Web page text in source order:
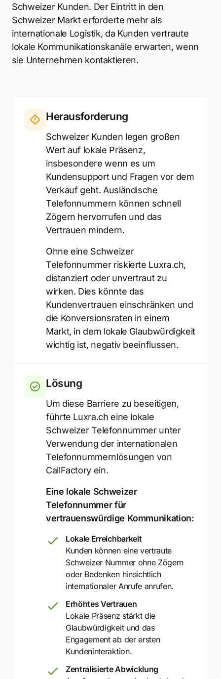
Schweizer Kunden. Der Eintritt in den
Schweizer Markt erforderte mehr als
internationale Logistik, da Kunden vertraute
lokale Kommunikationskanäle erwarten, wenn
sie Unternehmen kontaktieren.
Herausforderung
Schweizer Kunden legen großen
Wert auf lokale Präsenz,
insbesondere wenn es um
Kundensupport und Fragen vor dem
Verkauf geht. Ausländische
Telefonnummern können schnell
Zögern hervorrufen und das
Vertrauen mindern.
Ohne eine Schweizer
Telefonnummer riskierte Luxra.ch,
distanziert oder unvertraut zu
wirken. Dies könnte das
Kundenvertrauen einschränken und
die Konversionsraten in einem
Markt, in dem lokale Glaubwürdigkeit
wichtig ist, negativ beeinflussen.
Lösung
Um diese Barriere zu beseitigen,
führte Luxra.ch eine lokale
Schweizer Telefonnummer unter
Verwendung der internationalen
Telefonnummernlösungen von
CallFactory ein.
Eine lokale Schweizer
Telefonnummer für
vertrauenswürdige Kommunikation:
Lokale Erreichbarkeit
Kunden können eine vertraute
Schweizer Nummer ohne Zögern
oder Bedenken hinsichtlich
internationaler Anrufe anrufen.
Erhöhtes Vertrauen
Lokale Präsenz stärkt die
Glaubwürdigkeit und das
Engagement ab der ersten
Kundeninteraktion.
Zentralisierte Abwicklung